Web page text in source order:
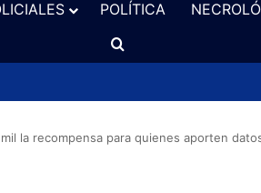
POLÍTICA
Buscar
la recompensa para quienes aporten